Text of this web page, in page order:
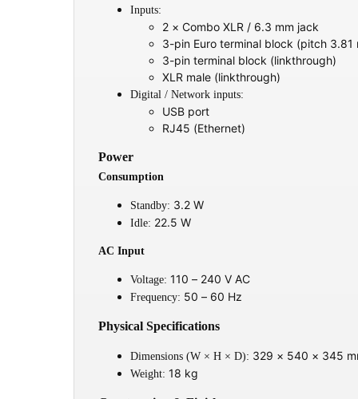
Inputs:
2 × Combo XLR / 6.3 mm jack
3-pin Euro terminal block (pitch 3.81
3-pin terminal block (linkthrough)
XLR male (linkthrough)
Digital / Network inputs:
USB port
RJ45 (Ethernet)
Power
Consumption
Standby: 3.2 W
Idle: 22.5 W
AC Input
Voltage: 110 – 240 V AC
Frequency: 50 – 60 Hz
Physical Specifications
Dimensions (W × H × D): 329 × 540 × 345
Weight: 18 kg